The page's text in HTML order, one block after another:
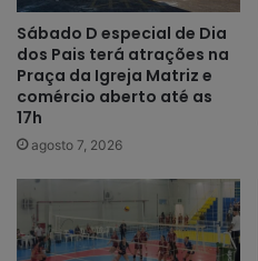
Sábado D especial de Dia
dos Pais terá atrações na
Praça da Igreja Matriz e
comércio aberto até as
17h
agosto 7, 2026